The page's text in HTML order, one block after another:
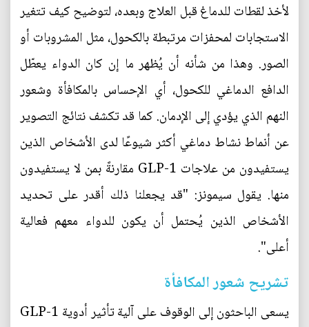
لأخذ لقطات للدماغ قبل العلاج وبعده، لتوضيح كيف تتغير
الاستجابات لمحفزات مرتبطة بالكحول، مثل المشروبات أو
الصور. وهذا من شأنه أن يُظهر ما إن كان الدواء يعطّل
الدافع الدماغي للكحول، أي الإحساس بالمكافأة وشعور
النهم الذي يؤدي إلى الإدمان. كما قد تكشف نتائج التصوير
عن أنماط نشاط دماغي أكثر شيوعًا لدى الأشخاص الذين
يستفيدون من علاجات GLP-1 مقارنةً بمن لا يستفيدون
منها. يقول سيمونز: "قد يجعلنا ذلك أقدر على تحديد
الأشخاص الذين يُحتمل أن يكون للدواء معهم فعالية
أعلى".
تشريح شعور المكافأة
يسعى الباحثون إلى الوقوف على آلية تأثير أدوية GLP-1